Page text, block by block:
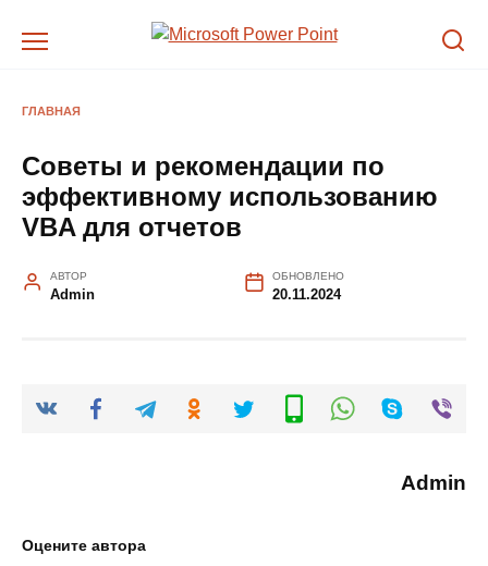
ГЛАВНАЯ
Советы и рекомендации по
эффективному использованию
VBA для отчетов
АВТОР
Admin
ОБНОВЛЕНО
20.11.2024
Admin
Оцените автора